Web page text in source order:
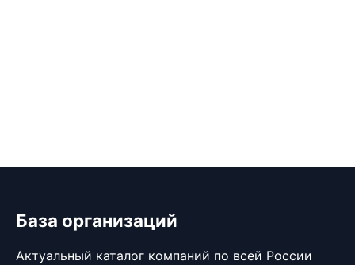
База организаций
Актуальный каталог компаний по всей России